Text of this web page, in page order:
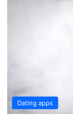
Dating apps